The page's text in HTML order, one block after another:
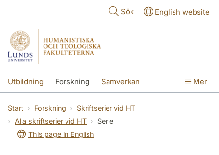
Sök English website
Utbildning Forskning Samverkan Mer
Start Forskning
Skriftserier vid HT
Alla skriftserier vid HT
Serie
This page in English